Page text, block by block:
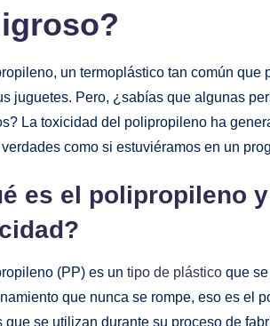
un termoplástico tan común que‍
juguetes. Pero, ¿sabías que algunas
La toxicidad ⁣del polipropileno ha
como si estuviéramos en⁤ un
es el‌ polipropileno
(PP) es un tipo de plástico que
que nunca se rompe, eso es el
que ⁣se utilizan durante su proceso de